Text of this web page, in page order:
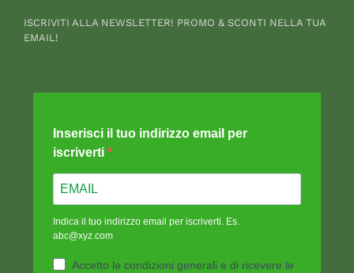
ISCRIVITI ALLA NEWSLETTER! PROMO & SCONTI NELLA TUA
EMAIL!
Inserisci il tuo indirizzo email per
iscriverti
Indica il tuo indirizzo email per iscriverti. Es.
abc@xyz.com
Accetto le condizioni generali e di ricevere le